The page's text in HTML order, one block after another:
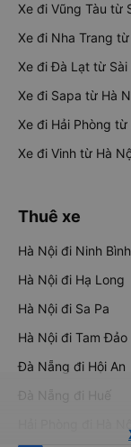
Xe đi Vũng Tàu từ
Xe đi Nha Trang từ
Xe đi Đà Lạt từ Sài
Xe đi Sapa từ Hà
Xe đi Hải Phòng từ
Xe đi Vinh từ Hà
Thuê xe
Hà Nội đi Ninh Bình
Hà Nội đi Hạ Long
Hà Nội đi Sa Pa
Hà Nội đi Tam Đảo
Đà Nẵng đi Hội An
Đà Nẵng đi Huế